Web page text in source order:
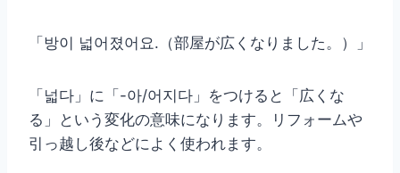
「방이 넓어졌어요.（部屋が広くなりました。）」
「넓다」に「-아/어지다」をつけると「広くな
る」という変化の意味になります。リフォームや
引っ越し後などによく使われます。